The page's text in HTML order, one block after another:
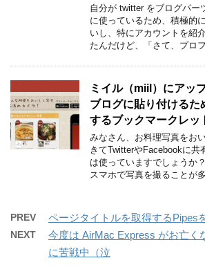
自分が twitter をブログパー
に使っているため、積極的
いし、特にアカウントを紹
たんだけど、「さて、プロ
ミイル（miil）にアッ
ブログに貼り付ける
するブックマークレッ
みなさん、お料理写真をお
きてTwitterやFacebookに共
は使っていますでしょうか
スマホで写真を撮ることが
PREV ページタイトルを取得するPipes
NEXT
今度は AirMac Express がお亡く
に苦戦中（泣